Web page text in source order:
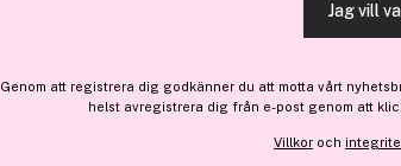
812 kr
Jag vill
Genom att registrera dig godkänner du att motta vårt
helst avregistrera dig från e-post genom att
Villkor och